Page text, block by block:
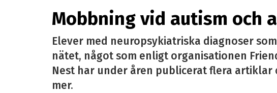
Mobbning vid autism och
Elever med neuropsykiatriska diagnoser
nätet, något som enligt organisationen
Nest har under åren publicerat flera
mer.